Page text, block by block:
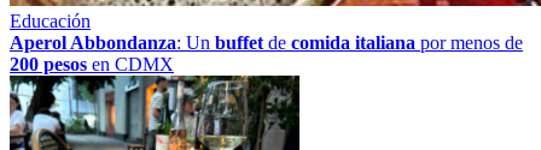
Educación
Aperol Abbondanza: Un buffet de comida italiana por menos de
200 pesos en CDMX